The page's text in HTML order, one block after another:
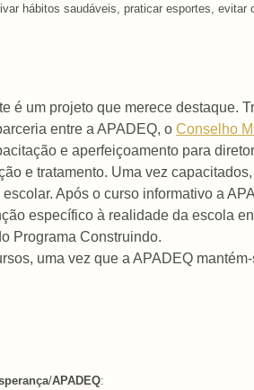
hábitos saudáveis, praticar esportes, evitar
é um projeto que merece destaque.
entre a APADEQ, o Conselho
e aperfeiçoamento para
e tratamento. Uma vez
Após o curso informativo a
específico à realidade da escola
Programa Construindo.
uma vez que a APADEQ
/APADEQ: